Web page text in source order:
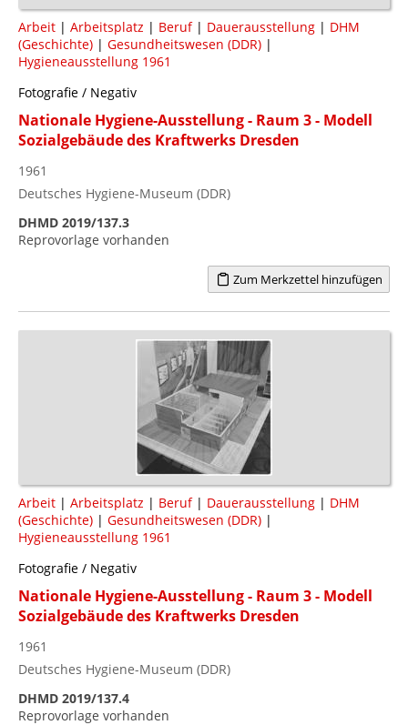
Arbeit | Arbeitsplatz | Beruf| Dauerausstellung | DHM
(Geschichte) | Gesundheitswesen (DDR) |
Hygieneausstellung 1961
Fotografie / Negativ
Nationale Hygiene-Ausstellung - Raum 3 - Modell
Sozialgebäude des Kraftwerks Dresden
1961
Deutsches Hygiene-Museum (DDR)
DHMD 2019/137.3
Reprovorlage vorhanden
Zum Merkzettel hinzufügen
Arbeit | Arbeitsplatz | Beruf| Dauerausstellung | DHM
(Geschichte) | Gesundheitswesen (DDR) |
Hygieneausstellung 1961
Fotografie / Negativ
Nationale Hygiene-Ausstellung - Raum 3 - Modell
Sozialgebäude des Kraftwerks Dresden
1961
Deutsches Hygiene-Museum (DDR)
DHMD 2019/137.4
Reprovorlage vorhanden